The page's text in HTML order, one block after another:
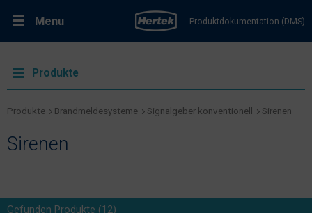
Menu
Produkte
Kundenservice & Dienstleistungen
Support & Kontakt
Produktdokumentation (DMS)
Produkte
Produkte Brandmeldesysteme Signalgeber konventionell Sirenen
Sirenen
Gefunden Produkte (12)